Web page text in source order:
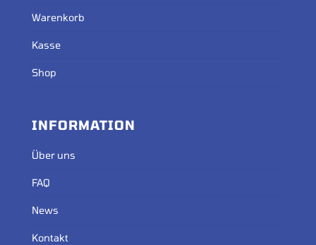
Warenkorb
Kasse
Shop
INFORMATION
Über uns
FAQ
News
Kontakt